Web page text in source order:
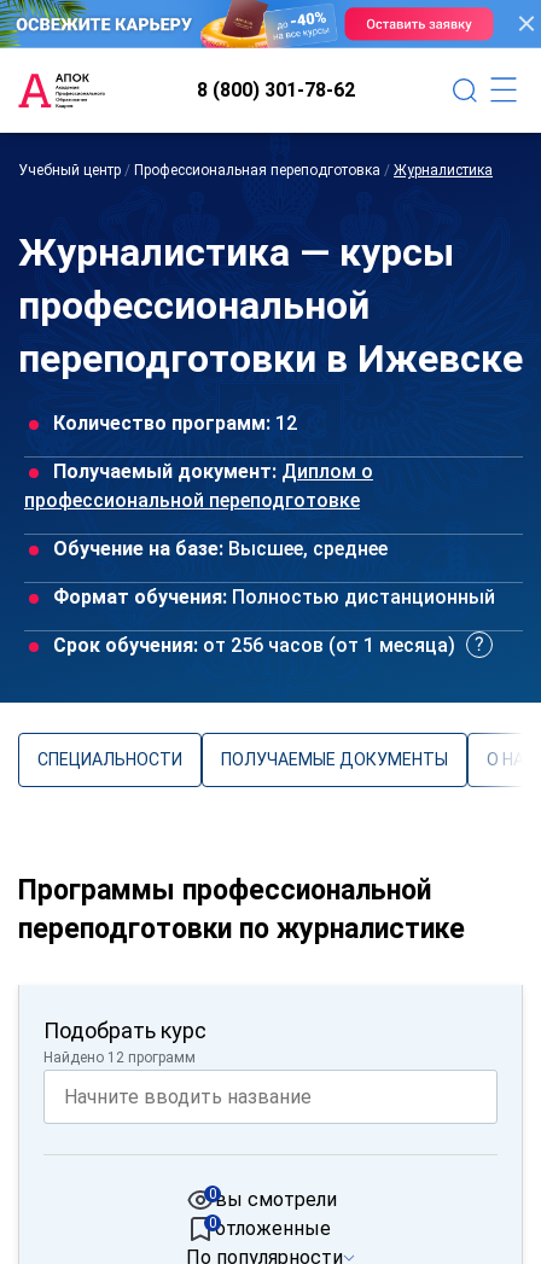
8 (800) 301-78-62
Учебный центр / Профессиональная переподготовка / Журналистика
Журналистика — курсы
профессиональной
переподготовки в Ижевске
Количество программ: 12
Получаемый документ: Диплом о
профессиональной переподготовке
Обучение на базе: Высшее, среднее
Формат обучения: Полностью дистанционный
Срок обучения: от 256 часов (от 1 месяца)
СПЕЦИАЛЬНОСТИ ПОЛУЧАЕМЫЕ ДОКУМЕНТЫ О
Программы профессиональной
переподготовки по журналистике
Подобрать курс
Найдено 12 программ
вы смотрели
0
отложенные
0
По популярности